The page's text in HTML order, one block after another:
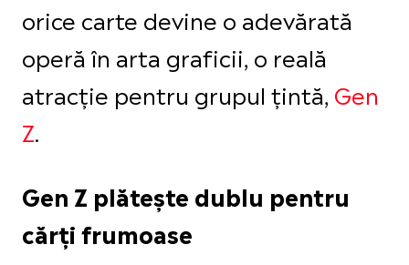
orice carte devine o adevărată
operă în arta graficii, o reală
atracție pentru grupul țintă, Gen
Z.
Gen Z plătește dublu pentru
cărți frumoase